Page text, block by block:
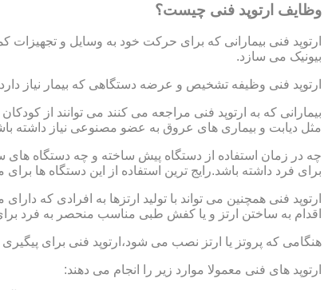
وظایف ارتوپد فنی چیست؟
ارتوپد فنی بیمارانی که برای حرکت خود به وسایل و تجهیزات
بیونیک می سازد.
ارتوپد فنی وظیفه تشخیص و عرضه دستگاهی که بیمار نیاز
بیمارانی که به ارتوپد فنی مراجعه می کنند می توانند از
مثل دیابت و بیماری های عروق به عضو مصنوعی نیاز داشته
چه در زمان استفاده از دستگاه پیش ساخته و چه دستگاه های
برای فرد داشته باشد.رایج ترین استفاده از این دستگاه ها
ارتوپد فنی همچنین می تواند با تولید ارتزها به افرادی
اقدام به ساختن ارتز و یا کفش طبی مناسب منحصر به فرد
هنگامی که پروتز یا ارتز نصب می شود،ارتوپد فنی برای
ارتوپد های فنی معمولا موارد زیر را انجام می دهند: